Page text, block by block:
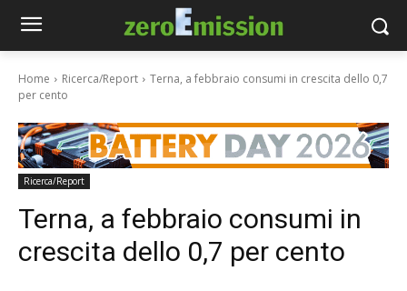
Home Ricerca/Report
Terna, a febbraio consumi in crescita dello 0,7
per cento
Ricerca/Report
Terna, a febbraio consumi in
crescita dello 0,7 per cento